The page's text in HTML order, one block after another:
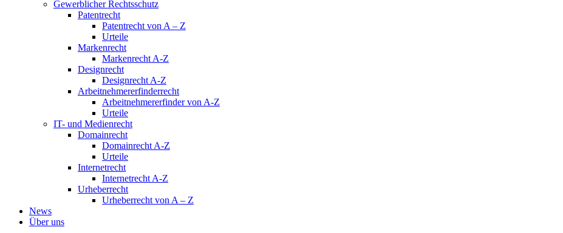
Gewerblicher Rechtsschutz
Patentrecht
Patentrecht von A – Z
Urteile
Markenrecht
Markenrecht A-Z
Designrecht
Designrecht A-Z
Arbeitnehmererfinderrecht
Arbeitnehmererfinder von A-Z
Urteile
IT- und Medienrecht
Domainrecht
Domainrecht A-Z
Urteile
Internetrecht
Internetrecht A-Z
Urheberrecht
Urheberrecht von A – Z
News
Über uns